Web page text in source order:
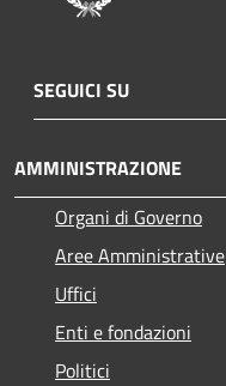
SEGUICI SU
AMMINISTRAZIONE
Organi di Governo
Aree Amministrative
Uffici
Enti e fondazioni
Politici